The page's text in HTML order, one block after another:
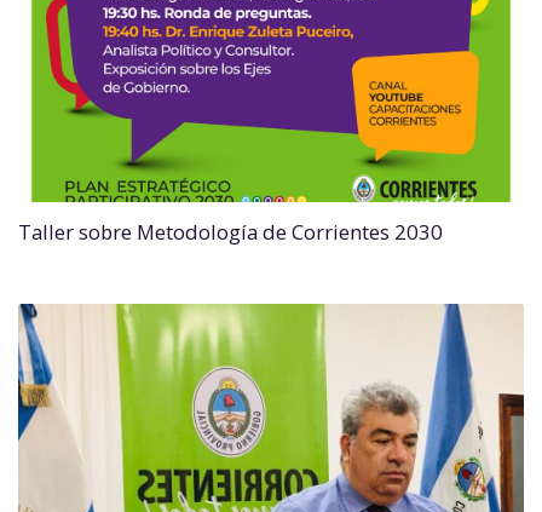
Taller sobre Metodología de Corrientes 2030